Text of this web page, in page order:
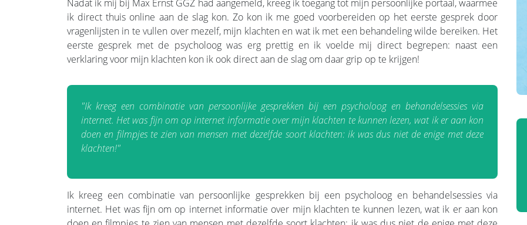
Nadat ik mij bij Max Ernst GGZ had aangemeld, kreeg ik toegang tot mijn persoonlijke portaal, waarmee
ik direct thuis online aan de slag kon. Zo kon ik me goed voorbereiden op het eerste gesprek door
vragenlijsten in te vullen over mezelf, mijn klachten en wat ik met een behandeling wilde bereiken. Het
eerste gesprek met de psycholoog was erg prettig en ik voelde mij direct begrepen: naast een
verklaring voor mijn klachten kon ik ook direct aan de slag om daar grip op te krijgen!
"Ik kreeg een combinatie van persoonlijke gesprekken bij een psycholoog en behandelsessies via
internet. Het was fijn om op internet informatie over mijn klachten te kunnen lezen, wat ik er aan kon
doen en filmpjes te zien van mensen met dezelfde soort klachten: ik was dus niet de enige met deze
klachten!"
Ik kreeg een combinatie van persoonlijke gesprekken bij een psycholoog en behandelsessies via
internet. Het was fijn om op internet informatie over mijn klachten te kunnen lezen, wat ik er aan kon